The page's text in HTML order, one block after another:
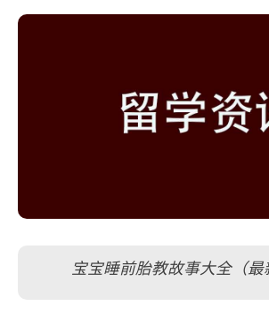
宝宝睡前胎教故事大全（最